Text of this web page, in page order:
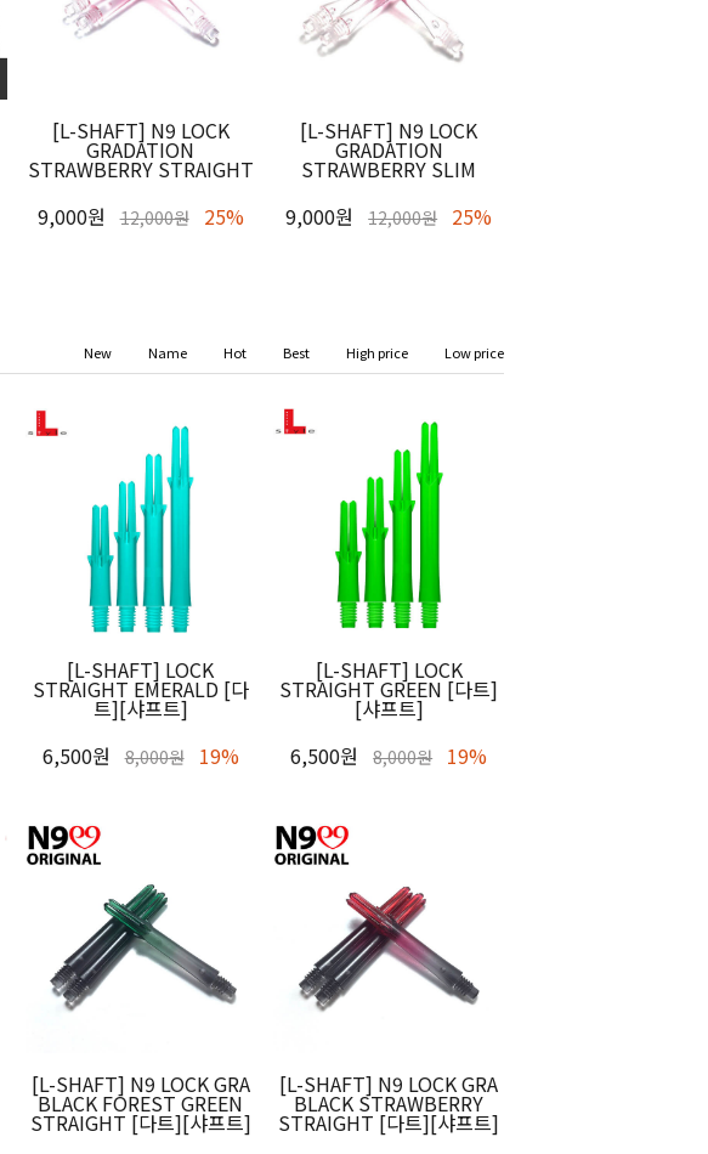
[L-SHAFT] N9 LOCK
GRADATION
STRAWBERRY STRAIGHT
9,000원
12,000원 25%
[L-SHAFT] N9 LOCK
GRADATION
STRAWBERRY SLIM
9,000원
12,000원 25%
New Name Hot Best High price Low price
[L-SHAFT] LOCK
STRAIGHT EMERALD [다
트][샤프트]
6,500원
8,000원 19%
[L-SHAFT] LOCK
STRAIGHT GREEN [다트]
[샤프트]
6,500원
8,000원 19%
[L-SHAFT] N9 LOCK GRA
BLACK FOREST GREEN
STRAIGHT [다트][샤프트]
[L-SHAFT] N9 LOCK GRA
BLACK STRAWBERRY
STRAIGHT [다트][샤프트]